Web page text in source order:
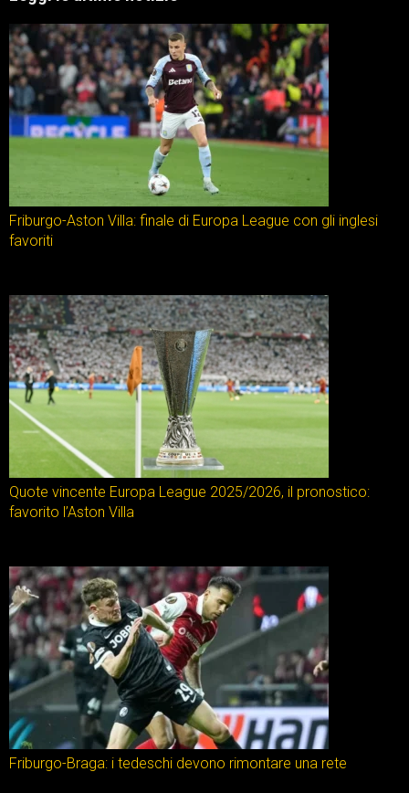
Friburgo-Aston Villa: finale di Europa League con gli inglesi
favoriti
Quote vincente Europa League 2025/2026, il pronostico:
favorito l’Aston Villa
Friburgo-Braga: i tedeschi devono rimontare una rete